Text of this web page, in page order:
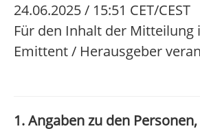
24.06.2025 / 15:51 CET/CEST
Für den Inhalt der Mitteilung
Emittent / Herausgeber
1. Angaben zu den